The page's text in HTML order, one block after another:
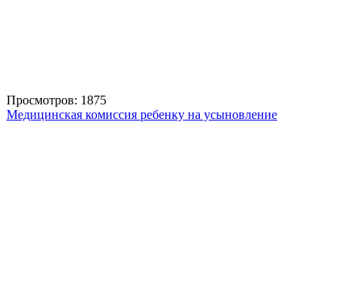
Просмотров: 1875
Медицинская комиссия ребенку на усыновление